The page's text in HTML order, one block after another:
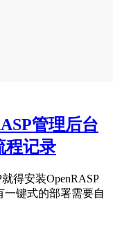
管理后台
程记录
得安装OpenRASP
一键式的部署需要自